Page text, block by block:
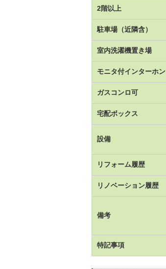
2階以上
駐車場（近隣含）
室内洗濯機置き場
モニタ付インターホン
ガスコンロ可
宅配ボックス
設備
リフォーム履歴
リノベーション履歴
備考
特記事項